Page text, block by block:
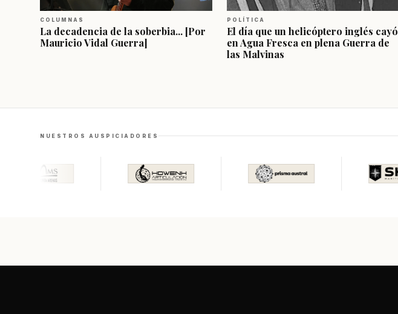
COLUMNAS
La decadencia de la soberbia... [Por
Mauricio Vidal Guerra]
POLÍTICA
El día que un helicóptero inglés cayó
en Agua Fresca en plena Guerra de
las Malvinas
NUESTROS AUSPICIADORES